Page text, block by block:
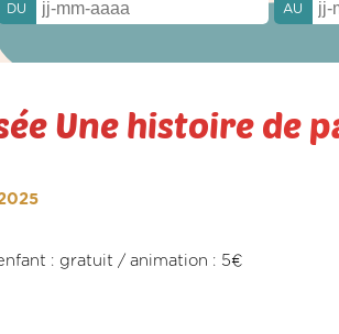
DU AU
Une histoire de
: gratuit / animation : 5€